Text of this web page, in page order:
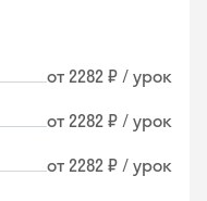
от 2282 ₽ / урок
от 2282 ₽ / урок
от 2282 ₽ / урок